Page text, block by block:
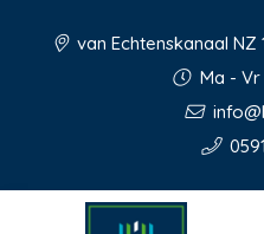
van Echtenskanaal NZ
Ma - Vr